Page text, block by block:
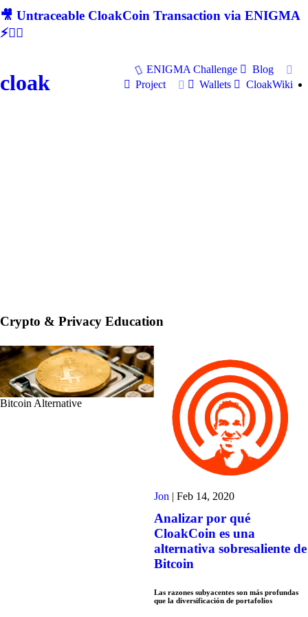
🎥 Untraceable CloakCoin Transaction via ENIGMA
⚡🕵‍♂
cloak
ENIGMA Challenge
Blog
Project
Wallets CloakWiki
Crypto & Privacy Education
Bitcoin Alternative
Jon Feb 14, 2020
Analizar por qué
CloakCoin es una
alternativa sobresaliente de
Bitcoin
Las razones subyacentes son más profundas
que la diversificación de portafolios